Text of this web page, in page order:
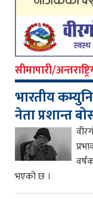
सीमापारी/
भारतीय
नेता प्रशान्त
भएको छ ।